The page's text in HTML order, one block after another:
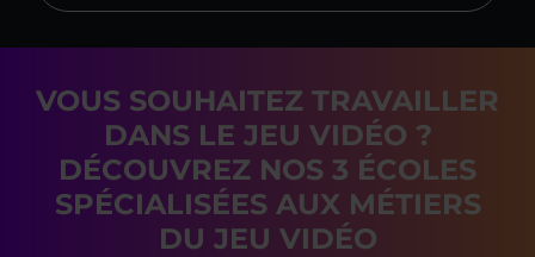
VOUS SOUHAITEZ TRAVAILLER
DANS LE JEU VIDÉO ?
DÉCOUVREZ NOS 3 ÉCOLES
SPÉCIALISÉES AUX MÉTIERS
DU JEU VIDÉO